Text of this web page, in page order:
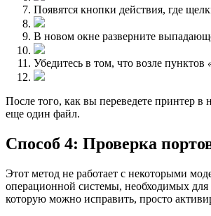
Появятся кнопки действия, где
В новом окне разверните
Убедитесь в том, что возле пунктов
После того, как вы переведете принтер
еще один файл.
Способ 4: Проверка
Этот метод не работает с некоторыми
операционной системы, необходимых для
которую можно исправить, просто